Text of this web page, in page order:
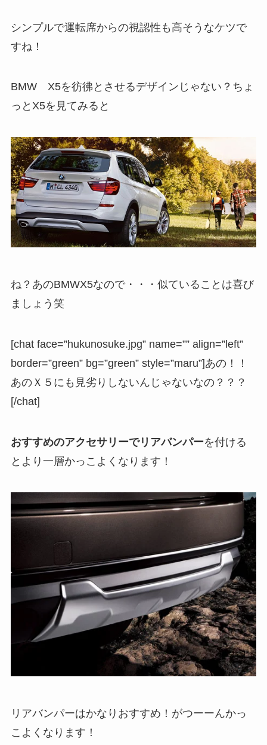
シンプルで運転席からの視認性も高そうなケツで
すね！
BMW X5を彷彿とさせるデザインじゃない？ちょ
っとX5を見てみると
ね？あのBMWX5なので・・・似ていることは喜び
ましょう笑
[chat face=”hukunosuke.jpg” name=”” align=”left”
border=”green” bg=”green” style=”maru”]あの！！
あのＸ５にも見劣りしないんじゃないなの？？？
[/chat]
おすすめのアクセサリーでリアバンパーを付ける
とより一層かっこよくなります！
リアバンパーはかなりおすすめ！がつーーんかっ
こよくなります！